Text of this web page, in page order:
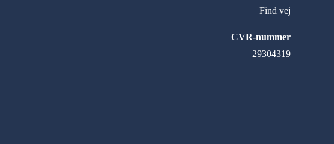
Find vej
CVR-nummer
29304319